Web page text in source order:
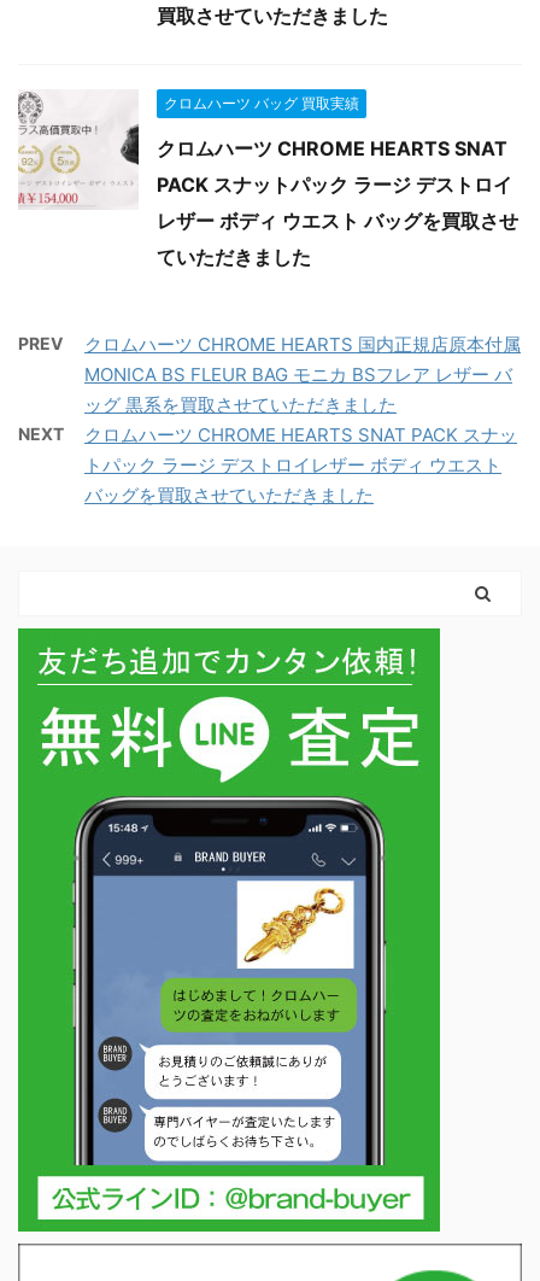
買取させていただきました
クロムハーツ バッグ 買取実績
クロムハーツ CHROME HEARTS SNAT
PACK スナットパック ラージ デストロイ
レザー ボディ ウエスト バッグを買取させ
ていただきました
PREV
クロムハーツ CHROME HEARTS 国内正規店原本付属
MONICA BS FLEUR BAG モニカ BSフレア レザー バ
ッグ 黒系を買取させていただきました
NEXT
クロムハーツ CHROME HEARTS SNAT PACK スナッ
トパック ラージ デストロイレザー ボディ ウエスト
バッグを買取させていただきました